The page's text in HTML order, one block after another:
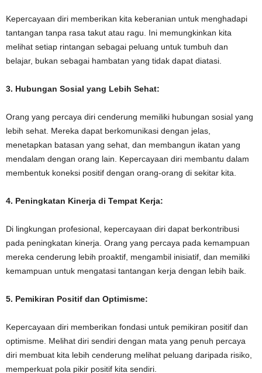
Kepercayaan diri memberikan kita keberanian untuk menghadapi
tantangan tanpa rasa takut atau ragu. Ini memungkinkan kita
melihat setiap rintangan sebagai peluang untuk tumbuh dan
belajar, bukan sebagai hambatan yang tidak dapat diatasi.
3. Hubungan Sosial yang Lebih Sehat:
Orang yang percaya diri cenderung memiliki hubungan sosial yang
lebih sehat. Mereka dapat berkomunikasi dengan jelas,
menetapkan batasan yang sehat, dan membangun ikatan yang
mendalam dengan orang lain. Kepercayaan diri membantu dalam
membentuk koneksi positif dengan orang-orang di sekitar kita.
4. Peningkatan Kinerja di Tempat Kerja:
Di lingkungan profesional, kepercayaan diri dapat berkontribusi
pada peningkatan kinerja. Orang yang percaya pada kemampuan
mereka cenderung lebih proaktif, mengambil inisiatif, dan memiliki
kemampuan untuk mengatasi tantangan kerja dengan lebih baik.
5. Pemikiran Positif dan Optimisme:
Kepercayaan diri memberikan fondasi untuk pemikiran positif dan
optimisme. Melihat diri sendiri dengan mata yang penuh percaya
diri membuat kita lebih cenderung melihat peluang daripada risiko,
memperkuat pola pikir positif kita sendiri.